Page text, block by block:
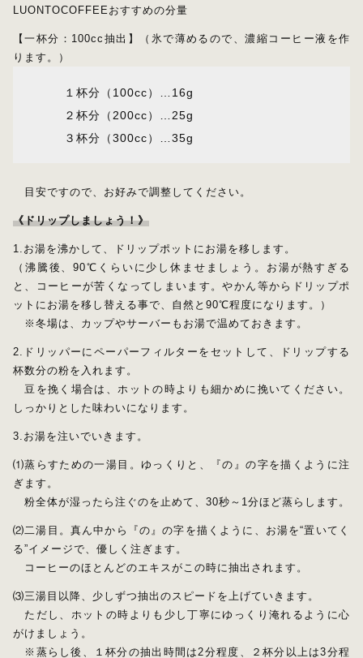
LUONTOCOFFEEおすすめの分量
【一杯分：100cc抽出】（氷で薄めるので、濃縮コーヒー液を作
ります。）
１杯分（100cc）…16g
２杯分（200cc）…25g
３杯分（300cc）…35g
目安ですので、お好みで調整してください。
《ドリップしましょう！》
1.お湯を沸かして、ドリップポットにお湯を移します。
（沸騰後、90℃くらいに少し休ませましょう。お湯が熱すぎる
と、コーヒーが苦くなってしまいます。やかん等からドリップポ
ットにお湯を移し替える事で、自然と90℃程度になります。）
※冬場は、カップやサーバーもお湯で温めておきます。
2.ドリッパーにペーパーフィルターをセットして、ドリップする
杯数分の粉を入れます。
豆を挽く場合は、ホットの時よりも細かめに挽いてください。
しっかりとした味わいになります。
3.お湯を注いでいきます。
⑴蒸らすための一湯目。ゆっくりと、『の』の字を描くように注
ぎます。
粉全体が湿ったら注ぐのを止めて、30秒～1分ほど蒸らします。
⑵二湯目。真ん中から『の』の字を描くように、お湯を“置いてく
る”イメージで、優しく注ぎます。
コーヒーのほとんどのエキスがこの時に抽出されます。
⑶三湯目以降、少しずつ抽出のスピードを上げていきます。
ただし、ホットの時よりも少し丁寧にゆっくり淹れるように心
がけましょう。
※蒸らし後、１杯分の抽出時間は2分程度、２杯分以上は3分程